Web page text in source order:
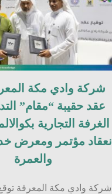
شركة وادي مكة
عقد حقيبة “مقام”
الغرفة التجارية
انعقاد مؤتمر ومعرض
والعمرة
شركة وادي مكة المعرفة